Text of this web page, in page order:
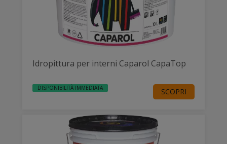
Idropittura per interni Caparol CapaTop
DISPONIBILITÀ IMMEDIATA SCOPRI